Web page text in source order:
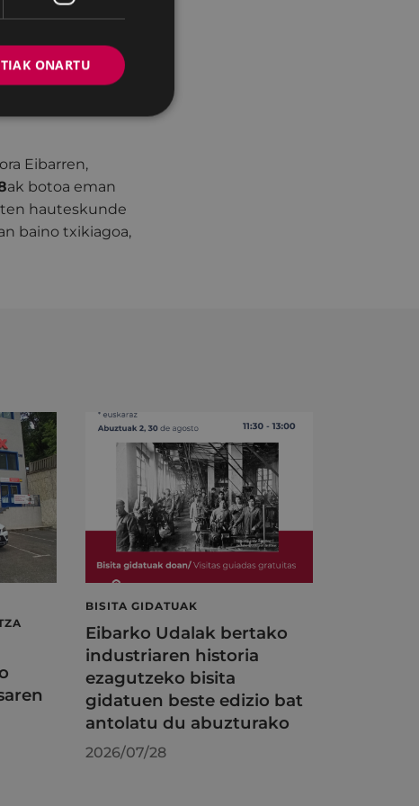
(María
Querejeta Ayerdi)
Eibarren,
ak botoa eman
hauteskunde
baino txikiagoa,
BISITA GIDATUAK
Eibarko Udalak bertako
industriaren historia
ezagutzeko bisita
gidatuen beste edizio bat
antolatu du abuzturako
2026/07/28
ONARTU